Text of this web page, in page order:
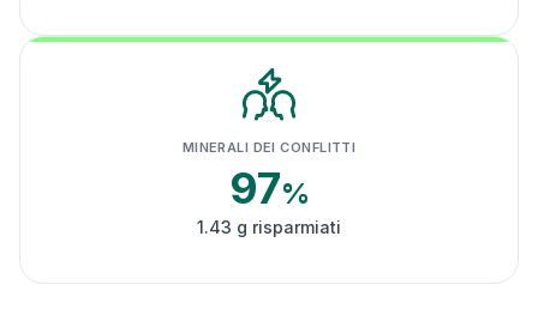
MINERALI DEI CONFLITTI
97%
1.43 g risparmiati